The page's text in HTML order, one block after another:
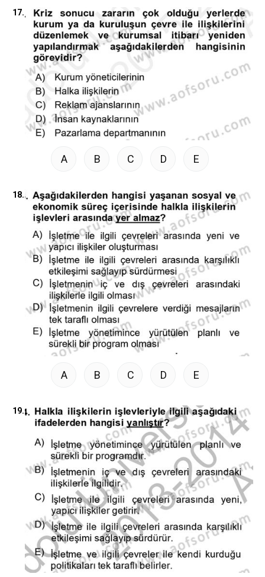
17.
A B C D E
18.
A B C D E
19.